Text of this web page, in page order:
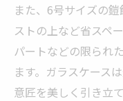
また、6号サイズの
ストの上など省スペ
パートなどの限られ
ます。ガラスケース
意匠を美しく引き立